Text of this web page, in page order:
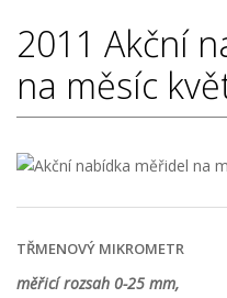
2011 Akční
na měsíc
TŘMENOVÝ MIKROMETR
měřicí rozsah 0-25 mm,